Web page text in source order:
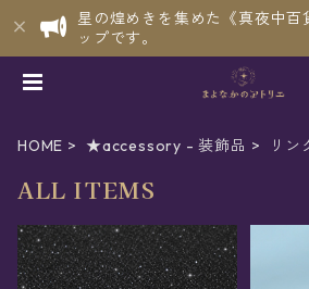
星の煌めきを集めた《真夜中百
ップです。
HOME ★accessory - 装飾品 リン
ALL ITEMS